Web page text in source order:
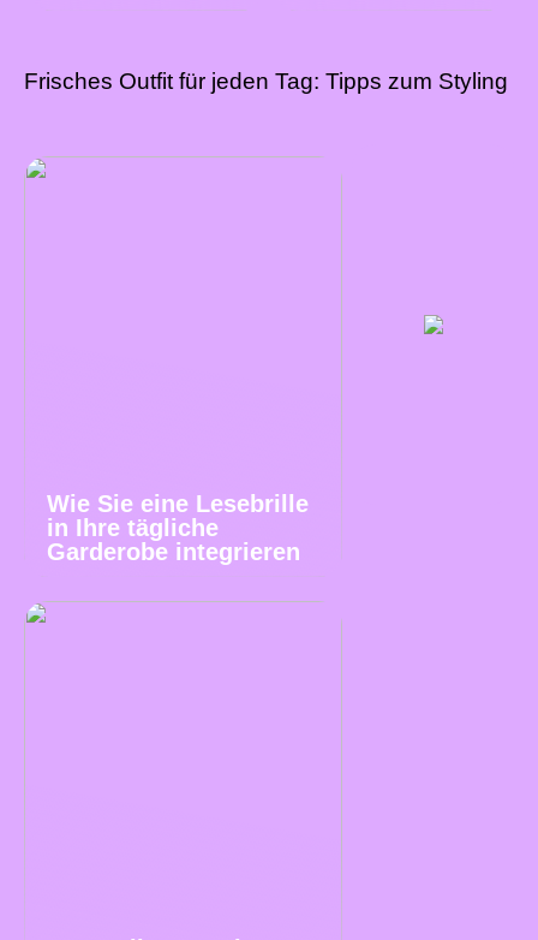
Frisches Outfit für jeden Tag: Tipps zum Styling
Wie Sie eine Lesebrille
in Ihre tägliche
Garderobe integrieren